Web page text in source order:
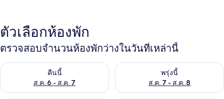
ตัวเลือกห้องพัก
ตรวจสอบจำนวนห้องพักว่างในวันที่เหล่านี้
คืนนี้
ส.ค. 6 - ส.ค. 7
ตรวจสอบจำนวนห้องพักว่างในคืนนี้ ส.ค. 6 - ส.ค. 7พรุ่งนี้
ส.ค. 7 - ส.ค. 8
ตรวจสอบจำนวนห้องพักว่างใน